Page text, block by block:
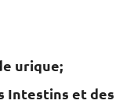
urique;
Intestins et des